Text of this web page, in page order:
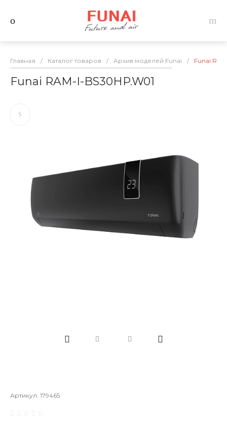
Главная / Каталог товаров / Архив моделей Funai / Funai
Funai RAM-I-BS30HP.W01
Артикул: 179465